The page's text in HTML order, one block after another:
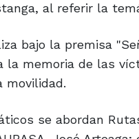
al referir la
bajo la premisa
la memoria de las
movilidad.
se abordan